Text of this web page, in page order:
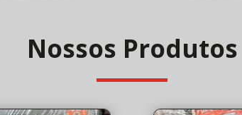
Nossos Produtos